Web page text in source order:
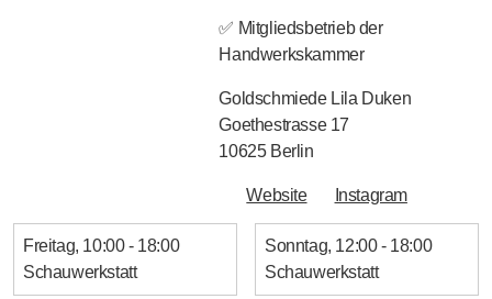
✅ Mitgliedsbetrieb der
Handwerkskammer
Goldschmiede Lila Duken
Goethestrasse 17
10625 Berlin
Website Instagram
Freitag 10:00 - 18:00
Schauwerkstatt
Sonntag 12:00 - 18:00
Schauwerkstatt